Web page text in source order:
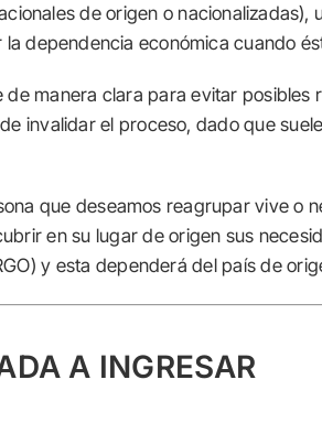
de origen o nacionalizadas),
dependencia económica cuando
manera clara para evitar posibles
invalidar el proceso, dado que
que deseamos reagrupar vive o
en su lugar de origen sus
y esta dependerá del país de
A INGRESAR